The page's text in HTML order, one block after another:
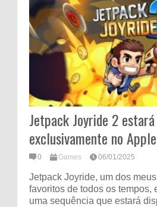
Jetpack Joyride 2
exclusivamente no
0 Games 06/01/2025
Jetpack Joyride, um dos
favoritos de todos os tempos,
uma sequência que estará